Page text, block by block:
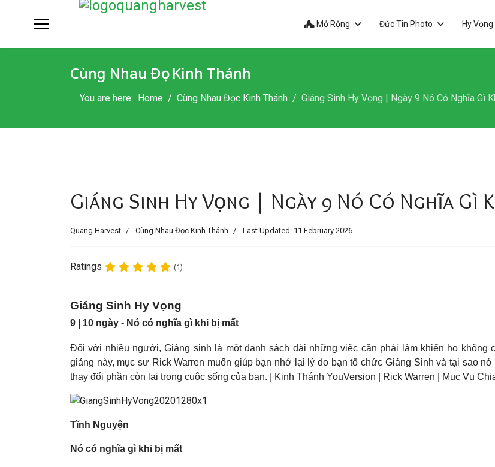
Mở Rộng Đức Tin Photo Hy
Cùng Nhau Đọc Kinh Thánh
You are here: Home Cùng Nhau Đọc Kinh Thánh Giáng Sinh Hy Vọng | Ngày 9 Nó Có Nghĩa Gì
Giáng Sinh Hy Vọng | Ngày 9 Nó Có Nghĩa Gì
Quang Harvest Cùng Nhau Đọc Kinh Thánh Last Updated: 11 February 2026
Ratings (1)
Giáng Sinh Hy Vọng
9 | 10 ngày - Nó có nghĩa gì khi bị mất
Đối với nhiều người, Giáng sinh là một danh sách dài những việc cần phải làm khiến họ không
giảng này, mục sư Rick Warren muốn giúp bạn nhớ lại lý do bạn tổ chức Giáng Sinh và tại sao
thay đổi phần còn lại trong cuộc sống của bạn. | Kinh Thánh YouVersion | Rick Warren | Mục Vụ
Tĩnh Nguyện
Nó có nghĩa gì khi bị mất